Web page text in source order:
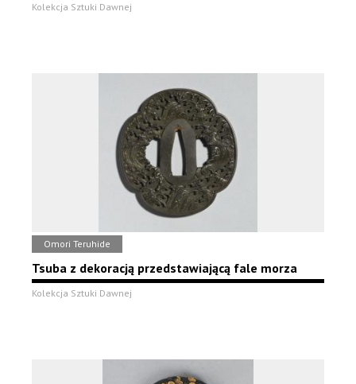
Kolekcja Sztuki Dawnej
Omori Teruhide
Tsuba z dekoracją przedstawiającą fale morza
Kolekcja Sztuki Dawnej